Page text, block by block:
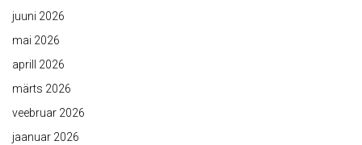
juuni 2026
mai 2026
aprill 2026
märts 2026
veebruar 2026
jaanuar 2026